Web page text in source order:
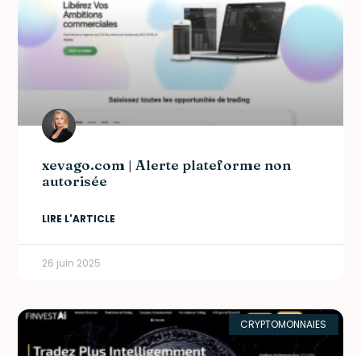
xevago.com | Alerte plateforme non
autorisée
LIRE L'ARTICLE
26 juin 2025
CRYPTOMONNAIES